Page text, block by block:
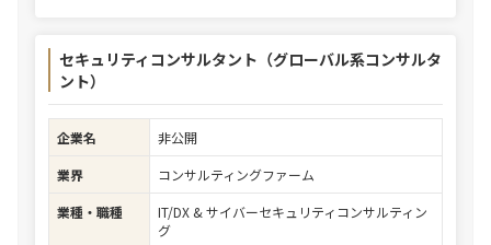
セキュリティコンサルタント（グローバル系コンサルタ
ント）
企業名
非公開
業界
コンサルティングファーム
業種・職種
IT/DX & サイバーセキュリティコンサルティン
グ